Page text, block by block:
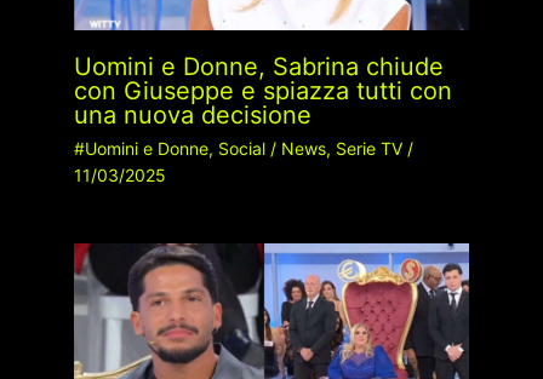
Uomini e Donne, Sabrina chiude
con Giuseppe e spiazza tutti con
una nuova decisione
#Uomini e Donne, Social/ News, Serie TV/
11/03/2025